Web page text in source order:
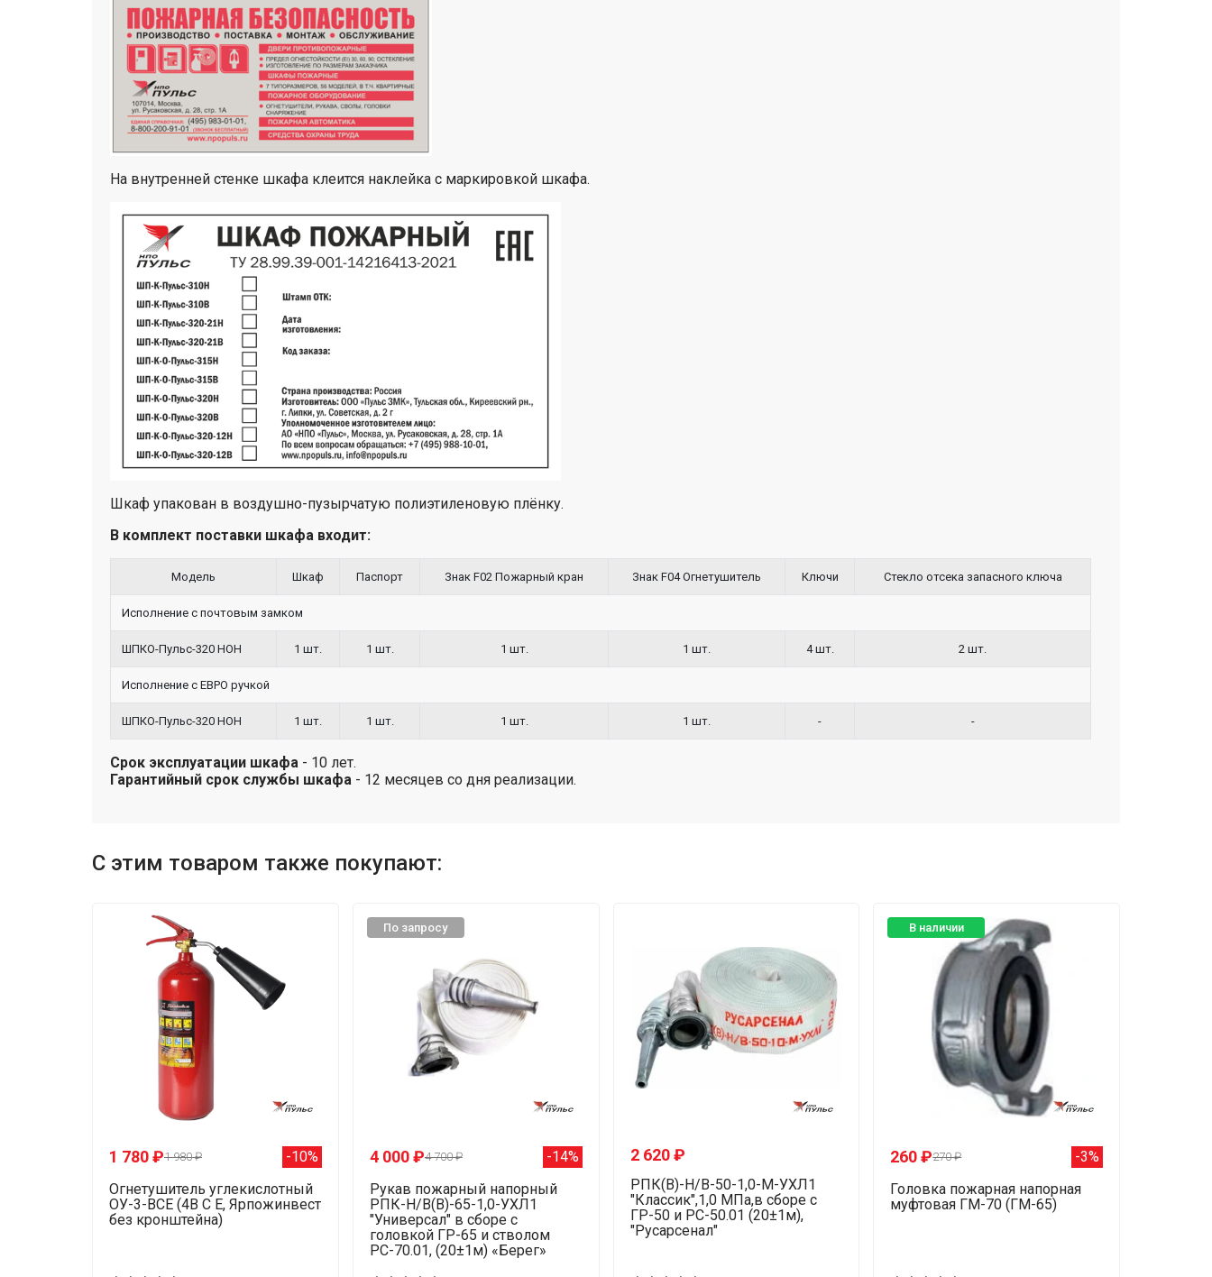
На внутренней стенке шкафа клеится наклейка с маркировкой шкафа.
Шкаф упакован в воздушно-пузырчатую полиэтиленовую плёнку.
В комплект поставки шкафа входит:
Модель Шкаф Паспорт Знак F02 Пожарный кран Знак F04 Огнетушитель Ключи Стекло отсека запасного ключа
Исполнение с почтовым замком
ШПКО-Пульс-320 НОН 1 шт. 1 шт. 1 шт. 1 шт. 4 шт. 2 шт.
Исполнение с ЕВРО ручкой
ШПКО-Пульс-320 НОН 1 шт. 1 шт. 1 шт. 1 шт. - -
Срок эксплуатации шкафа - 10 лет.
Гарантийный срок службы шкафа - 12 месяцев со дня реализации.
С этим товаром также покупают:
1 780 ₽1 980 ₽
-10%
Огнетушитель углекислотный
ОУ-3-ВСЕ (4В С Е, Ярпожинвест
без кронштейна)
По запросу
4 000 ₽4 700 ₽
-14%
Рукав пожарный напорный
РПК-Н/В(В)-65-1,0-УХЛ1
"Универсал" в сборе с
головкой ГР-65 и стволом
РС-70.01, (20±1м) «Берег»
2 620 ₽
РПК(В)-Н/В-50-1,0-М-УХЛ1
"Классик",1,0 МПа,в сборе с
ГР-50 и РС-50.01 (20±1м),
"Русарсенал"
В наличии
260 ₽270 ₽
-3%
Головка пожарная напорная
муфтовая ГМ-70 (ГМ-65)